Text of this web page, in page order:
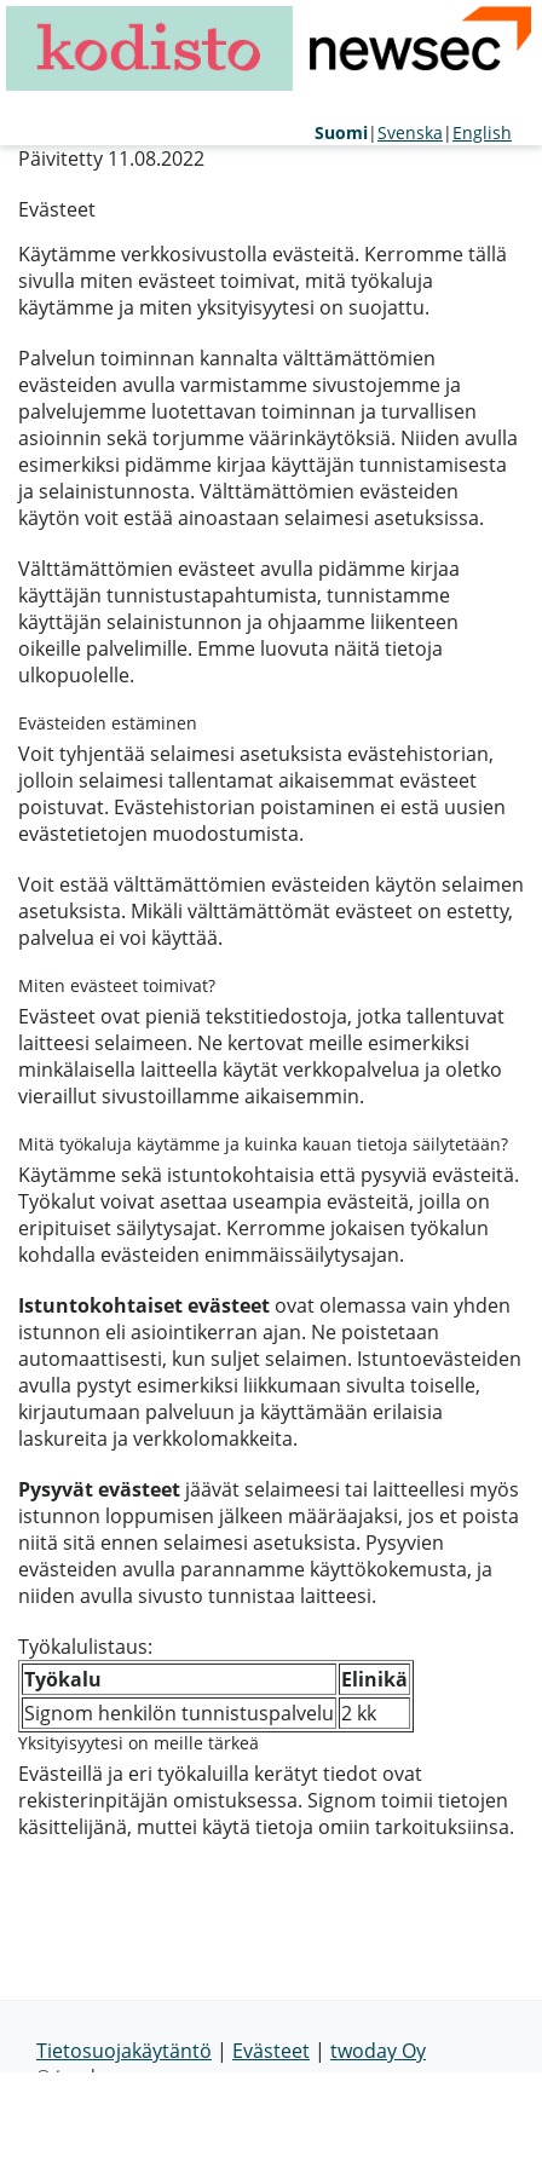
Suomi|Svenska | English
Päivitetty 11.08.2022
Evästeet
Käytämme verkkosivustolla evästeitä. Kerromme tällä
sivulla miten evästeet toimivat, mitä työkaluja
käytämme ja miten yksityisyytesi on suojattu.
Palvelun toiminnan kannalta välttämättömien
evästeiden avulla varmistamme sivustojemme ja
palvelujemme luotettavan toiminnan ja turvallisen
asioinnin sekä torjumme väärinkäytöksiä. Niiden avulla
esimerkiksi pidämme kirjaa käyttäjän tunnistamisesta
ja selainistunnosta. Välttämättömien evästeiden
käytön voit estää ainoastaan selaimesi asetuksissa.
Välttämättömien evästeet avulla pidämme kirjaa
käyttäjän tunnistustapahtumista, tunnistamme
käyttäjän selainistunnon ja ohjaamme liikenteen
oikeille palvelimille. Emme luovuta näitä tietoja
ulkopuolelle.
Evästeiden estäminen
Voit tyhjentää selaimesi asetuksista evästehistorian,
jolloin selaimesi tallentamat aikaisemmat evästeet
poistuvat. Evästehistorian poistaminen ei estä uusien
evästetietojen muodostumista.
Voit estää välttämättömien evästeiden käytön selaimen
asetuksista. Mikäli välttämättömät evästeet on estetty,
palvelua ei voi käyttää.
Miten evästeet toimivat?
Evästeet ovat pieniä tekstitiedostoja, jotka tallentuvat
laitteesi selaimeen. Ne kertovat meille esimerkiksi
minkälaisella laitteella käytät verkkopalvelua ja oletko
vieraillut sivustoillamme aikaisemmin.
Mitä työkaluja käytämme ja kuinka kauan tietoja säilytetään?
Käytämme sekä istuntokohtaisia että pysyviä evästeitä.
Työkalut voivat asettaa useampia evästeitä, joilla on
eripituiset säilytysajat. Kerromme jokaisen työkalun
kohdalla evästeiden enimmäissäilytysajan.
Istuntokohtaiset evästeet ovat olemassa vain yhden
istunnon eli asiointikerran ajan. Ne poistetaan
automaattisesti, kun suljet selaimen. Istuntoevästeiden
avulla pystyt esimerkiksi liikkumaan sivulta toiselle,
kirjautumaan palveluun ja käyttämään erilaisia
laskureita ja verkkolomakkeita.
Pysyvät evästeet jäävät selaimeesi tai laitteellesi myös
istunnon loppumisen jälkeen määräajaksi, jos et poista
niitä sitä ennen selaimesi asetuksista. Pysyvien
evästeiden avulla parannamme käyttökokemusta, ja
niiden avulla sivusto tunnistaa laitteesi.
Työkalulistaus:
Työkalu
Elinikä
Signom henkilön tunnistuspalvelu 2 kk
Yksityisyytesi on meille tärkeä
Evästeillä ja eri työkaluilla kerätyt tiedot ovat
rekisterinpitäjän omistuksessa. Signom toimii tietojen
käsittelijänä, muttei käytä tietoja omiin tarkoituksiinsa.
Tietosuojakäytäntö | Evästeet | twoday Oy
© twoday